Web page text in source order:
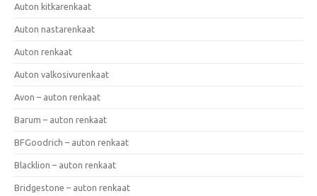
Auton kitkarenkaat
Auton nastarenkaat
Auton renkaat
Auton valkosivurenkaat
Avon – auton renkaat
Barum – auton renkaat
BFGoodrich – auton renkaat
Blacklion – auton renkaat
Bridgestone – auton renkaat